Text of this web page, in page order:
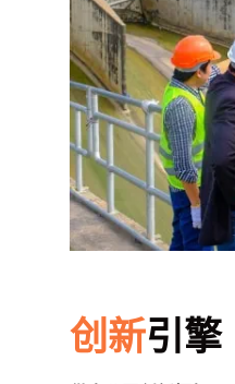
创新引擎